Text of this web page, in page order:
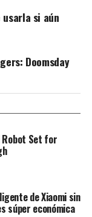
usarla si aún
Doomsday
Robot Set for
de Xiaomi sin
súper económica